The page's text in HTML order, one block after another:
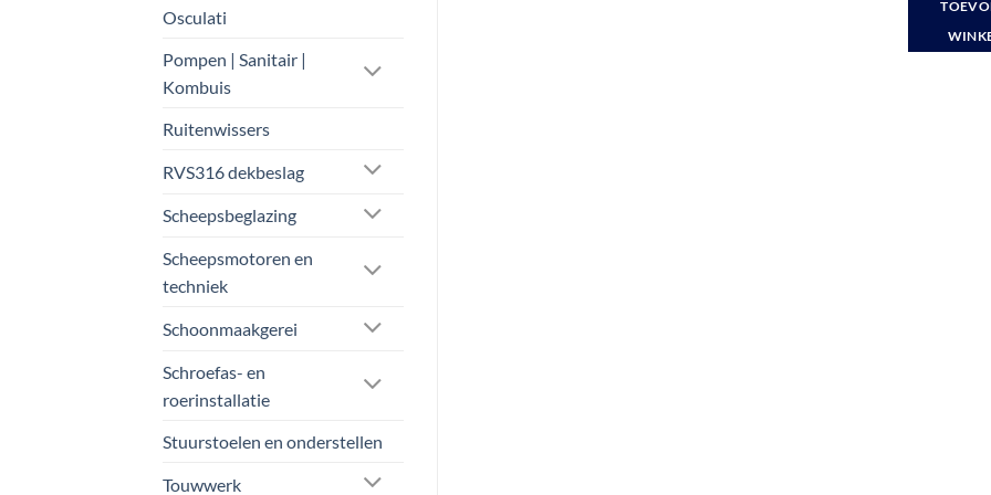
Osculati
Pompen | Sanitair |
Kombuis
Ruitenwissers
RVS316 dekbeslag
Scheepsbeglazing
Scheepsmotoren en
techniek
Schoonmaakgerei
Schroefas- en
roerinstallatie
Stuurstoelen en onderstellen
Touwwerk
€